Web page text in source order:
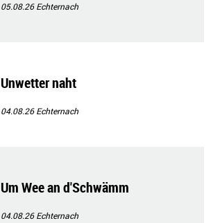
05.08.26Echternach
Unwetter naht
04.08.26Echternach
Um Wee an d'Schwämm
04.08.26Echternach